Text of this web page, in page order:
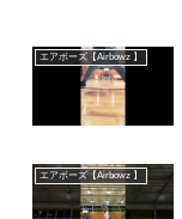
エアボーズ【Airbowz 】
エアボーズ【Airbowz 】